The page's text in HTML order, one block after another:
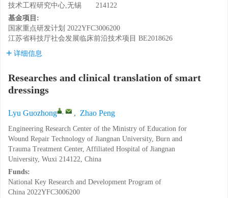
技术工程研究中心,无锡 214122
基金项目:
国家重点研发计划 2022YFC3006200
江苏省科技厅社会发展临床前沿技术项目 BE2018626
详细信息
Researches and clinical translation of smart
dressings
Lyu Guozhong , , Zhao Peng
Engineering Research Center of the Ministry of Education for
Wound Repair Technology of Jiangnan University, Burn and
Trauma Treatment Center, Affiliated Hospital of Jiangnan
University, Wuxi 214122, China
Funds:
National Key Research and Development Program of
China 2022YFC3006200